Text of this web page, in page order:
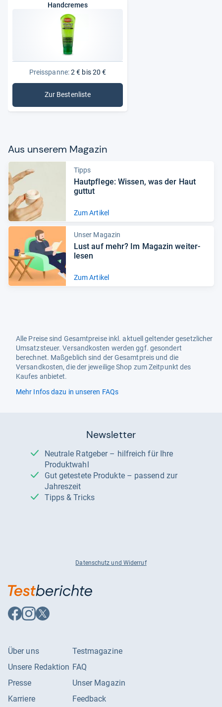
Handcremes
Preisspanne:2 € bis 20 €
Zur Bestenliste
: Handcremes
Aus unse­rem Maga­zin
Tipps
Haut­pflege: Wis­sen, was der Haut
gut­tut
Zum Artikel
Unser Magazin
Lust auf mehr? Im Maga­zin wei­ter­
le­sen
Zum Artikel
Alle Preise sind Gesamtpreise inkl. aktuell geltender gesetzlicher
Umsatzsteuer. Versandkosten werden ggf. gesondert
berechnet. Maßgeblich sind der Gesamtpreis und die
Versandkosten, die der jeweilige Shop zum Zeitpunkt des
Kaufes anbietet.
Mehr Infos dazu in unseren FAQs
Newsletter
Neutrale Ratgeber – hilfreich für Ihre
Produktwahl
Gut getestete Produkte – passend zur
Jahreszeit
Tipps & Tricks
Datenschutz und Widerruf
Auf
Facebook
Auf
Instagram
Auf
X
Über uns
Unsere Redaktion
Presse
Karriere
Testmagazine
FAQ
Unser Magazin
Feedback